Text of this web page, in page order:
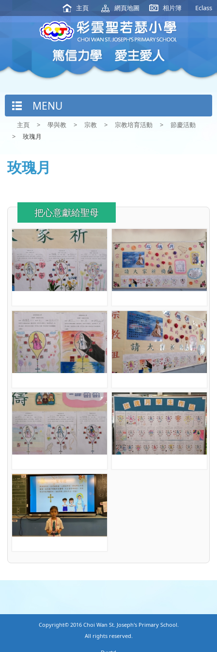
主頁 網頁地圖 相片簿 Eclass
MENU
主頁 > 學與教 > 宗教 > 宗教培育活動 >
節慶活動
>
玫瑰月
玫瑰月
把心意獻給聖母
Copyright© 2016 Choi Wan St. Joseph's Primary School.
All rights reserved.